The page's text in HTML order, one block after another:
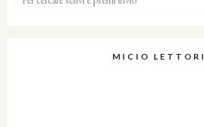
MICIO LETTORI